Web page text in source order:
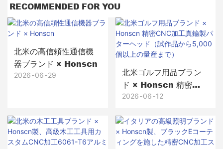
RECOMMENDED FOR YOU
北米の高信頼性通信機
器ブランド × Honscn
2026 06 29
北米ゴルフ用品ブラン
ド × Honscn 精密
CNC加工真鍮製パター
5,000個以上の量産ま
で）
2026 06 12